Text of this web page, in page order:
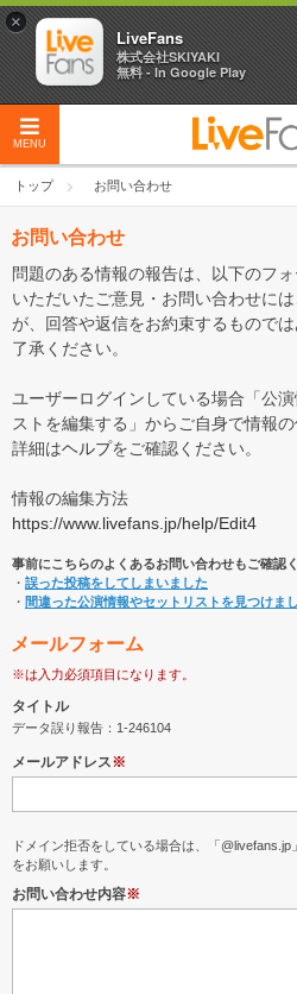
MENU
トップ お問い合わせ
お問い合わせ
問題のある情報の報告は、以下のフ
いただいたご意見・お問い合わせに
が、回答や返信をお約束するもので
了承ください。
ユーザーログインしている場合「公
ストを編集する」からご自身で情報
詳細はヘルプをご確認ください。
情報の編集方法
https://www.livefans.jp/help/Edit4
事前にこちらのよくあるお問い合わせもご確認く
・ 誤った投稿をしてしまいました
・ 間違った公演情報やセットリストを見つけま
メールフォーム
※は入力必須項目になります。
タイトル
データ誤り報告：1-246104
メールアドレス※
ドメイン拒否をしている場合は、「
をお願いします。
お問い合わせ内容※
×
LiveFans
株式会社SKIYAKI
無料 - In Google Play